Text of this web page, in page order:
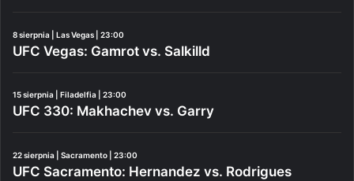
8 sierpnia | Las Vegas | 23:00
UFC Vegas: Gamrot vs. Salkilld
15 sierpnia | Filadelfia | 23:00
UFC 330: Makhachev vs. Garry
22 sierpnia | Sacramento | 23:00
UFC Sacramento: Hernandez vs. Rodrigues